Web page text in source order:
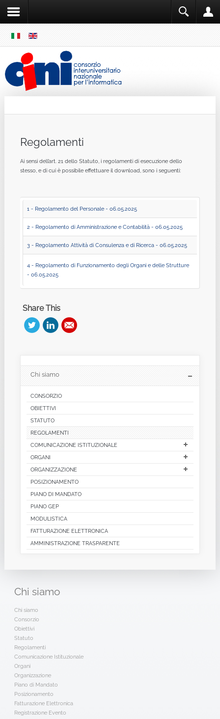
MENU
Regolamenti
Ai sensi dell’art. 21 dello Statuto, i regolamenti di esecuzione dello
stesso, e di cui è possibile effettuare il download, sono i seguenti:
1 - Regolamento del Personale - 06.05.2025
2 - Regolamento di Amministrazione e Contabilità - 06.05.2025
3 - Regolamento Attività di Consulenza e di Ricerca - 06.05.2025
4 - Regolamento di Funzionamento degli Organi e delle Strutture
- 06.05.2025
Share This
Chi siamo
CONSORZIO
OBIETTIVI
STATUTO
REGOLAMENTI
COMUNICAZIONE ISTITUZIONALE
ORGANI
ORGANIZZAZIONE
POSIZIONAMENTO
PIANO DI MANDATO
PIANO GEP
MODULISTICA
FATTURAZIONE ELETTRONICA
AMMINISTRAZIONE TRASPARENTE
Chi siamo
Chi siamo
Consorzio
Obiettivi
Statuto
Regolamenti
Comunicazione Istituzionale
Organi
Organizzazione
Piano di Mandato
Posizionamento
Fatturazione Elettronica
Registrazione Evento